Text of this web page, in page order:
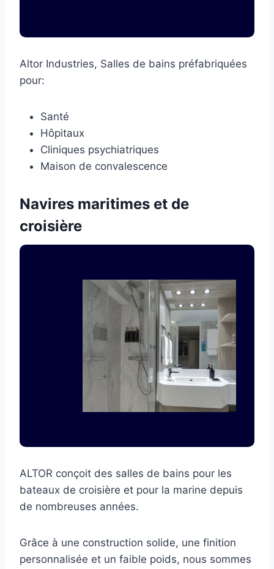
Altor Industries, Salles de bains préfabriquées
pour:
Santé
Hôpitaux
Cliniques psychiatriques
Maison de convalescence
Navires maritimes et de
croisière
ALTOR conçoit des salles de bains pour les
bateaux de croisière et pour la marine depuis
de nombreuses années.
Grâce à une construction solide, une finition
personnalisée et un faible poids, nous sommes